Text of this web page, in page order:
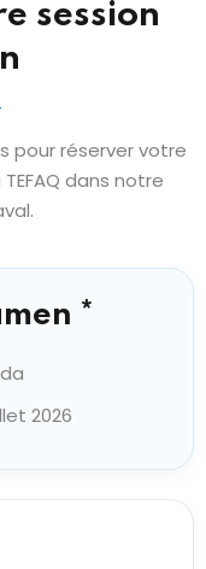
session
pour réserver votre
dans notre
*
2026